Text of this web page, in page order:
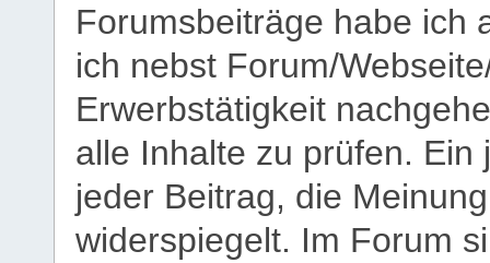
Forumsbeiträge habe ich
ich nebst Forum/
Erwerbstätigkeit
alle Inhalte zu prüfen.
jeder Beitrag, die
widerspiegelt. Im Forum